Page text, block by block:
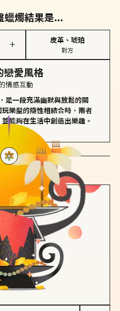
蠟燭結果是...
＋
皮革、琥珀
對方
戀愛風格
情感互動
是一段充滿幽默與放鬆的關
樂型的隨性相結合時，兩者
能夠在生活中創造出樂趣。
調蠟燭是...